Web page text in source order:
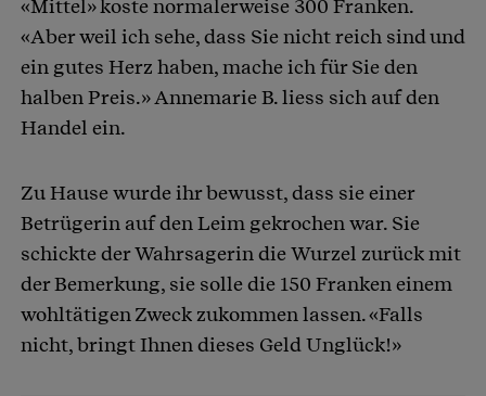
«Mittel» koste normalerweise 300 Franken.
«Aber weil ich sehe, dass Sie nicht reich sind und
ein gutes Herz haben, mache ich für Sie den
halben Preis.» Annemarie B. liess sich auf den
Handel ein.
Zu Hause wurde ihr bewusst, dass sie einer
Betrügerin auf den Leim gekrochen war. Sie
schickte der Wahrsagerin die Wurzel zurück mit
der Bemerkung, sie solle die 150 Franken einem
wohltätigen Zweck zukommen lassen. «Falls
nicht, bringt Ihnen dieses Geld Unglück!»